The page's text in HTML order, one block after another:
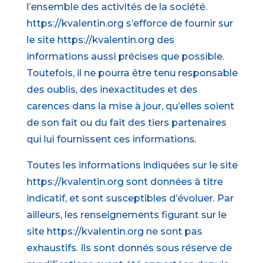
l’ensemble des activités de la société.
https://kvalentin.org s’efforce de fournir sur
le site https://kvalentin.org des
informations aussi précises que possible.
Toutefois, il ne pourra être tenu responsable
des oublis, des inexactitudes et des
carences dans la mise à jour, qu’elles soient
de son fait ou du fait des tiers partenaires
qui lui fournissent ces informations.
Toutes les informations indiquées sur le site
https://kvalentin.org sont données à titre
indicatif, et sont susceptibles d’évoluer. Par
ailleurs, les renseignements figurant sur le
site https://kvalentin.org ne sont pas
exhaustifs. Ils sont donnés sous réserve de